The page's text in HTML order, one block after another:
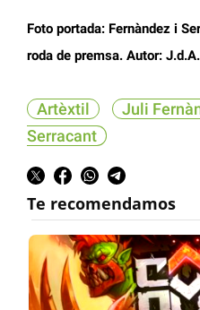
Foto portada: Fernàndez i
roda de premsa. Autor: J.d.A.
Artèxtil Juli
Serracant